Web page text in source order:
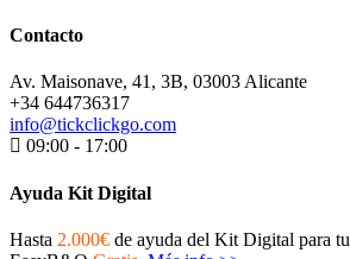
Contacto
Av. Maisonave, 41, 3B, 03003 Alicante
+34 644736317
info@tickclickgo.com
09:00 - 17:00
Ayuda Kit Digital
Hasta 2.000€ de ayuda del Kit Digital para tu